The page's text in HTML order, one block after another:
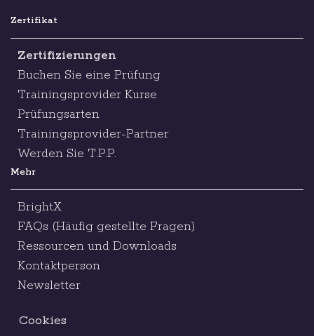
Zertifikat
Zertifizierungen
Buchen Sie eine Prüfung
Trainingsprovider Kurse
Prüfungsarten
Trainingsprovider-Partner
Werden Sie T.P.P.
Mehr
BrightX
FAQs (Häufig gestellte Fragen)
Ressourcen und Downloads
Kontaktperson
Newsletter
Cookies